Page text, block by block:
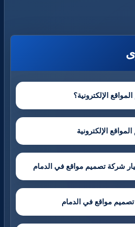
الإلكترونية؟
الإلكترونية
مواقع في الدمام